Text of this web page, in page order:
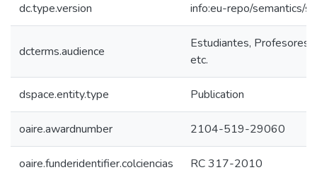
dc.type.version info:eu-repo/semantics/
dcterms.audience
Estudiantes, Profesores,
etc.
dspace.entity.type Publication
oaire.awardnumber 2104-519-29060
oaire.funderidentifier.colciencias RC 317-2010